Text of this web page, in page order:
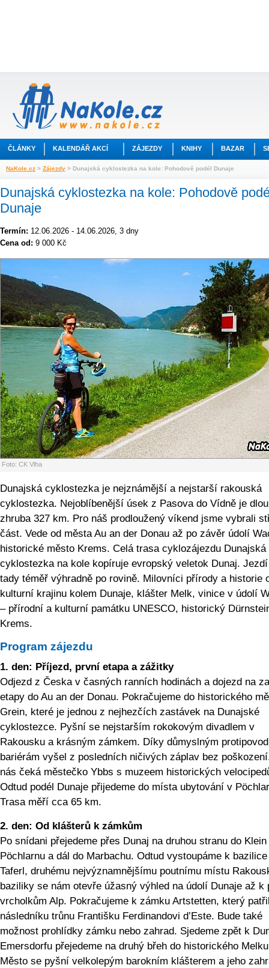
ČLÁNKY KALENDÁŘ AKCÍ ZÁJEZDY KNIHY BAZAR
NaKole.cz > Zájezdy > Dunajská cyklostezka na kole: Pohodově podél Dunaje
Dunajská cyklostezka na kole: Pohodově
Dunaje
Termín: 12.06.2026 - 14.06.2026, 3 dny
Cena od: 9 000 Kč
Foto: CK Vlha
Dunajská cyklostezka je nejznámější a nejstarší rakouská
cyklostezka. Nejoblíbenější úsek z Pasova do Vídně je
zhruba 327 km. Pro náš prodloužený víkend jsme vybrali
část. Vede od města Au an der Donau až po závěr údolí
historické město Krems. Celá trasa cyklozájezdu Dunajská
cyklostezka na kole kopíruje evropský veletok Dunaj.
tady téměř výhradně po rovině. Milovníci přírody a historie
kulturní krajinu kolem Dunaje, klášter Melk, vinice v údolí
– přírodní a kulturní památku UNESCO, historický
Krems.
Program zájezdu
1. den: Příjezd, první etapa a zážitky
Odjezd z Česka v časných ranních hodinách a dojezd na
etapy do Au an der Donau. Pokračujeme do historického
Grein, které je jednou z nejhezčích zastávek na Dunajské
cyklostezce. Pyšní se nejstarším rokokovým divadlem v
Rakousku a krásným zámkem. Díky důmyslným
bariérám vyšel z posledních ničivých záplav bez
nás čeká městečko Ybbs s muzeem historických
Odtud podél Dunaje přijedeme do místa ubytování v
Trasa měří cca 65 km.
2. den: Od klášterů k zámkům
Po snídani přejedeme přes Dunaj na druhou stranu do Klein
Pöchlarnu a dál do Marbachu. Odtud vystoupáme k
Taferl, druhému nejvýznamnějšímu poutnímu místu
baziliky se nám otevře úžasný výhled na údolí Dunaje až k
vrcholkům Alp. Pokračujeme k zámku Artstetten, který
následníku trůnu Františku Ferdinandovi d’Este. Bude také
možnost prohlídky zámku nebo zahrad. Sjedeme zpět k
Emersdorfu přejedeme na druhý břeh do historického
Město se pyšní velkolepým barokním klášterem a jeho